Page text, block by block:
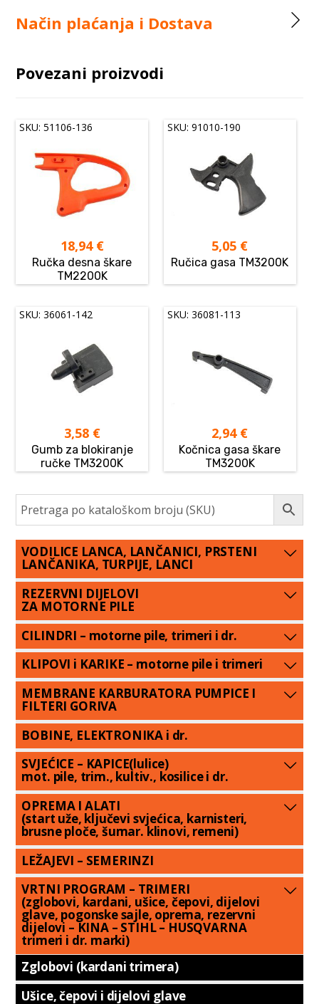
Način plaćanja i Dostava
Povezani proizvodi
SKU: 51106-136
18,94 €
Ručka desna škare
TM2200K
SKU: 91010-190
5,05 €
Ručica gasa TM3200K
SKU: 36061-142
3,58 €
Gumb za blokiranje
ručke TM3200K
SKU: 36081-113
2,94 €
Kočnica gasa škare
TM3200K
VODILICE LANCA, LANČANICI, PRSTENI
LANČANIKA, TURPIJE, LANCI
REZERVNI DIJELOVI
ZA MOTORNE PILE
CILINDRI – motorne pile, trimeri i dr.
KLIPOVI i KARIKE – motorne pile i trimeri
MEMBRANE KARBURATORA PUMPICE I
FILTERI GORIVA
BOBINE, ELEKTRONIKA i dr.
SVJEĆICE – KAPICE(lulice)
mot. pile, trim., kultiv., kosilice i dr.
OPREMA I ALATI
(start uže, ključevi svjećica, karnisteri,
brusne ploče, šumar. klinovi, remeni)
LEŽAJEVI – SEMERINZI
VRTNI PROGRAM – TRIMERI
(zglobovi, kardani, ušice, čepovi, dijelovi
glave, pogonske sajle, oprema, rezervni
dijelovi – KINA – STIHL – HUSQVARNA
trimeri i dr. marki)
Zglobovi (kardani trimera)
Ušice, čepovi i dijelovi glave